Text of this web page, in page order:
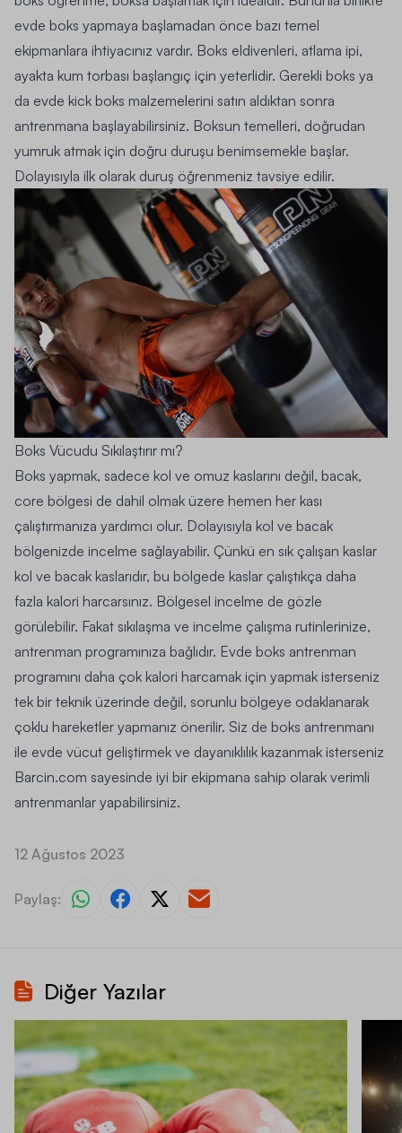
evde boks yapmaya başlamadan önce bazı temel
ekipmanlara ihtiyacınız vardır. Boks eldivenleri, atlama ipi,
ayakta kum torbası başlangıç için yeterlidir. Gerekli boks ya
da evde kick boks malzemelerini satın aldıktan sonra
antrenmana başlayabilirsiniz. Boksun temelleri, doğrudan
yumruk atmak için doğru duruşu benimsemekle başlar.
Dolayısıyla ilk olarak duruş öğrenmeniz tavsiye edilir.
Boks Vücudu Sıkılaştırır mı?
Boks yapmak, sadece kol ve omuz kaslarını değil, bacak,
core bölgesi de dahil olmak üzere hemen her kası
çalıştırmanıza yardımcı olur. Dolayısıyla kol ve bacak
bölgenizde incelme sağlayabilir. Çünkü en sık çalışan kaslar
kol ve bacak kaslarıdır, bu bölgede kaslar çalıştıkça daha
fazla kalori harcarsınız. Bölgesel incelme de gözle
görülebilir. Fakat sıkılaşma ve incelme çalışma rutinlerinize,
antrenman programınıza bağlıdır. Evde boks antrenman
programını daha çok kalori harcamak için yapmak isterseniz
tek bir teknik üzerinde değil, sorunlu bölgeye odaklanarak
çoklu hareketler yapmanız önerilir. Siz de boks antrenmanı
ile evde vücut geliştirmek ve dayanıklılık kazanmak isterseniz
Barcin.com sayesinde iyi bir ekipmana sahip olarak verimli
antrenmanlar yapabilirsiniz.
12 Ağustos 2023
Paylaş:
Diğer Yazılar